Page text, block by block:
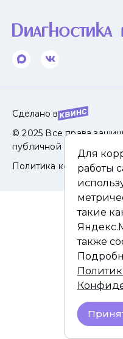
Сделано в
© 2025 Все права
публичной офертой.
Политика
Для
работы
такие
также